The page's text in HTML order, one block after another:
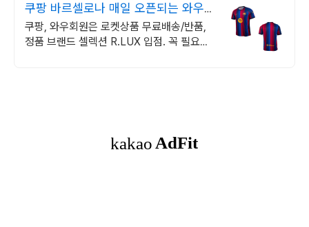
쿠팡 바르셀로나 매일 오픈되는 와우회
원 특가
쿠팡, 와우회원은 로켓상품 무료배송/반품,
정품 브랜드 셀렉션 R.LUX 입점. 꼭 필요한